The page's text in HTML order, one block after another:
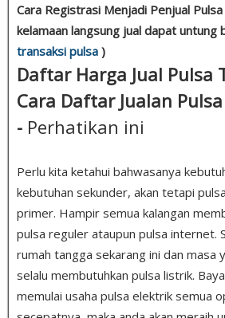
Cara Registrasi Menjadi Penjual
kelamaan langsung jual dapat untung
transaksi pulsa )
Daftar Harga Jual Pulsa
Cara Daftar Jualan
- Perhatikan ini
Perlu kita ketahui bahwasanya
kebutuhan sekunder, akan tetapi
primer. Hampir semua kalangan
pulsa reguler ataupun pulsa internet.
rumah tangga sekarang ini dan masa
selalu membutuhkan pulsa listrik.
memulai usaha pulsa elektrik semua